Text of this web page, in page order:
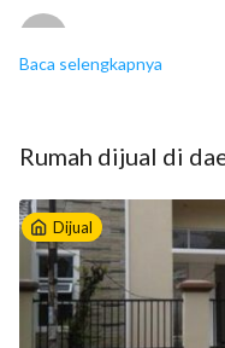
7
9 Archa Medica
10 Ruko Barcelona
11 Sentra Onderdil
Baca selengkapnya
Rumah dijual di
Dijual